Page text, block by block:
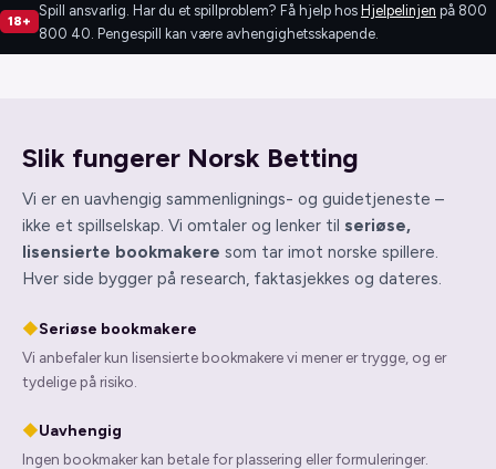
18+
Spill ansvarlig. Har du et spillproblem? Få hjelp hos Hjelpelinjen på 800
800 40. Pengespill kan være avhengighetsskapende.
Slik fungerer Norsk Betting
Vi er en uavhengig sammenlignings- og guidetjeneste –
ikke et spillselskap. Vi omtaler og lenker til seriøse,
lisensierte bookmakere som tar imot norske spillere.
Hver side bygger på research, faktasjekkes og dateres.
◆Seriøse bookmakere
Vi anbefaler kun lisensierte bookmakere vi mener er trygge, og er
tydelige på risiko.
◆Uavhengig
Ingen bookmaker kan betale for plassering eller formuleringer.